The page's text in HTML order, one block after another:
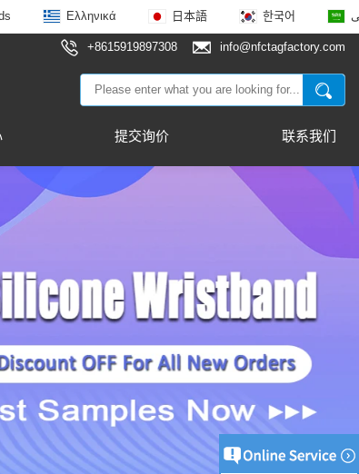
Ελληνικά 日本語 한국어
+8615919897308 info@nfctagfactory.com
提交询价 联系我们